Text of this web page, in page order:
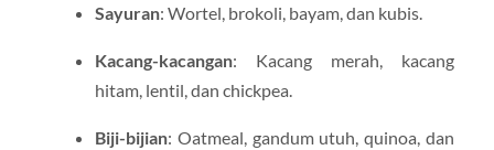
Sayuran: Wortel, brokoli, bayam, dan kubis.
Kacang-kacangan: Kacang merah, kacang
hitam, lentil, dan chickpea.
Biji-bijian: Oatmeal, gandum utuh, quinoa, dan